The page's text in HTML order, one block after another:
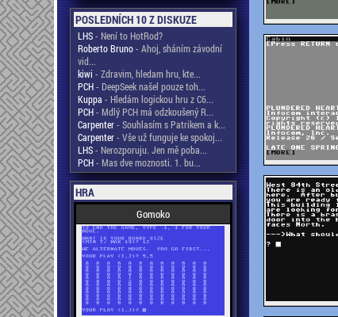
POSLEDNÍCH 10 Z DISKUZE
LHS- Není to HotRod?
Roberto Bruno- Ahoj, sháním závodní
vid...
kiwi - Zdravim, hledam hru, kte...
PCH- DeepSeek našel pouze toh...
Kuppa - Hledám logickou hru z C6...
PCH- Mdlý PCH má odzkoušený R...
Carpenter- Souhlasím s Patrikem a k...
Carpenter- Vše už funguje ke spokoj...
LHS- Nerozporuju. Jen mě poba...
PCH- Mas dve moznosti. 1. bu...
HRA
Gomoko